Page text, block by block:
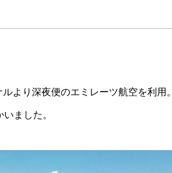
より深夜便のエミレーツ航空を利用。
ました。